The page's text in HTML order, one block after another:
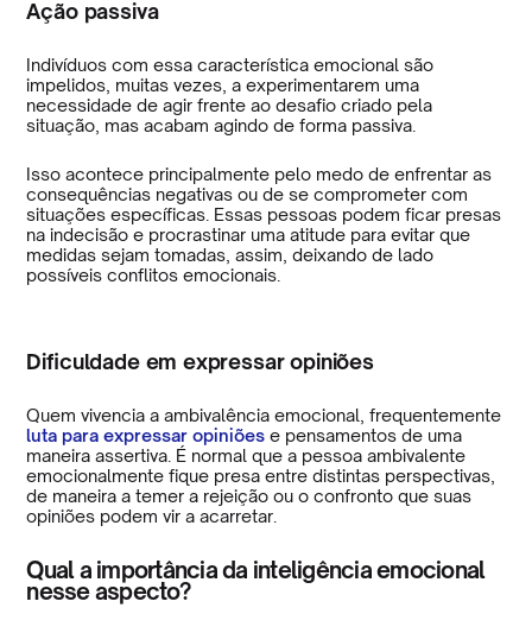
Ação passiva
Indivíduos com essa característica emocional são
impelidos, muitas vezes, a experimentarem uma
necessidade de agir frente ao desafio criado pela
situação, mas acabam agindo de forma passiva.
Isso acontece principalmente pelo medo de enfrentar as
consequências negativas ou de se comprometer com
situações específicas. Essas pessoas podem ficar presas
na indecisão e procrastinar uma atitude para evitar que
medidas sejam tomadas, assim, deixando de lado
possíveis conflitos emocionais.
Dificuldade em expressar opiniões
Quem vivencia a ambivalência emocional, frequentemente
luta para expressar opiniões e pensamentos de uma
maneira assertiva. É normal que a pessoa ambivalente
emocionalmente fique presa entre distintas perspectivas,
de maneira a temer a rejeição ou o confronto que suas
opiniões podem vir a acarretar.
Qual a importância da inteligência emocional
nesse aspecto?